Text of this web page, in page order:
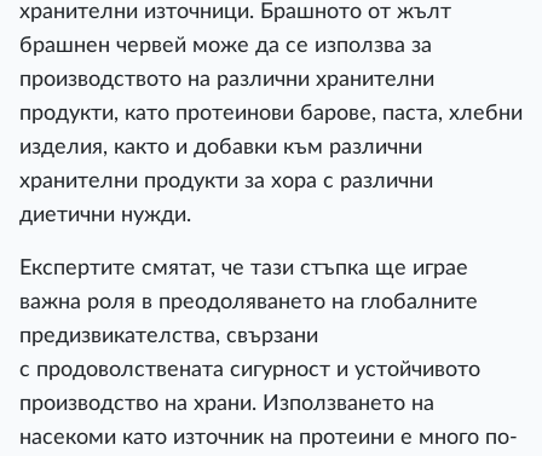
хранителни източници. Брашното от жълт
брашнен червей може да се използва за
производството на различни хранителни
продукти, като протеинови барове, паста, хлебни
изделия, както и добавки към различни
хранителни продукти за хора с различни
диетични нужди.
Експертите смятат, че тази стъпка ще играе
важна роля в преодоляването на глобалните
предизвикателства, свързани
с продоволствената сигурност и устойчивото
производство на храни. Използването на
насекоми като източник на протеини е много по-